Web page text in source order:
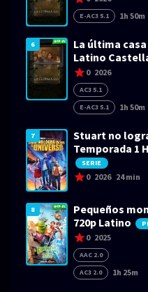
E-AC3 5.1 1h 50m
6
La última casa
Latino
0 2026
AC3 5.1
E-AC3 5.1
1h 50m
7
Stuart no
Temporada 1
SERIE
0 2026 24 min
8
Pequeños
720p Latino
0 2025
AAC 2.0
AC3 2.0
1h 25m